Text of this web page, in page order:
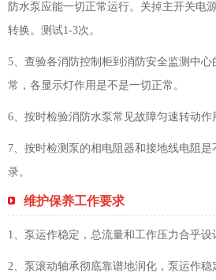
防水泵应能一切正常运行。关掉主开关电
转换。测试1-3次。
5、查验各消防控制柜到消防安全监测中心
常，各显示灯作用是不是一切正常。
6、按时检验消防水泵常见故障匀速转动作
7、按时检测泵的相电阻器和接地线电阻
录。
维护保养工作要求
1、泵运作稳定，总流量和工作压力合乎设
2、泵滚动轴承彻底靠谱地润化，泵运作稳